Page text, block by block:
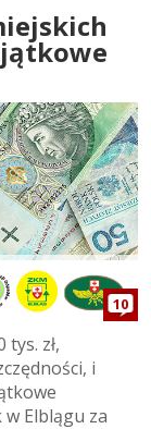
10
zł,
i
Elblągu za